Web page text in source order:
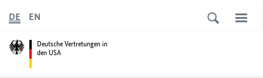
Deutsche Vertretungen in
den USA
DE EN